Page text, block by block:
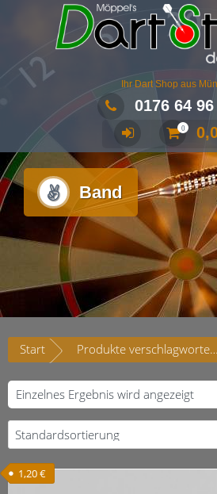
Ihr Dart Shop aus
0176 64
0
Band
Start Produkte verschlagwortet mit „Band“
Einzelnes Ergebnis wird angezeigt
1,20€